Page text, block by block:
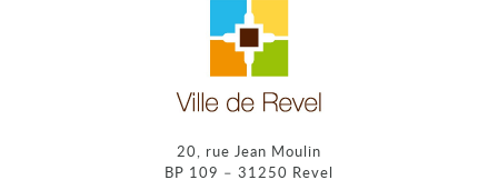
20, rue Jean Moulin
BP 109 – 31250 Revel